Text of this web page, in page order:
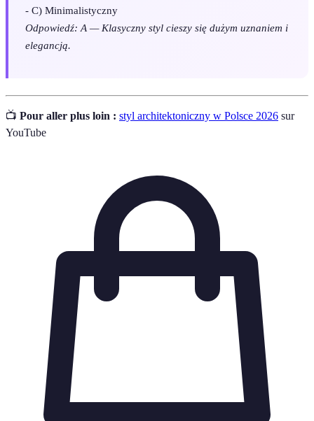
- C) Minimalistyczny
Odpowiedź: A — Klasyczny styl cieszy się dużym uznaniem i
elegancją.
📺 Pour aller plus loin : styl architektoniczny w Polsce 2026 sur
YouTube